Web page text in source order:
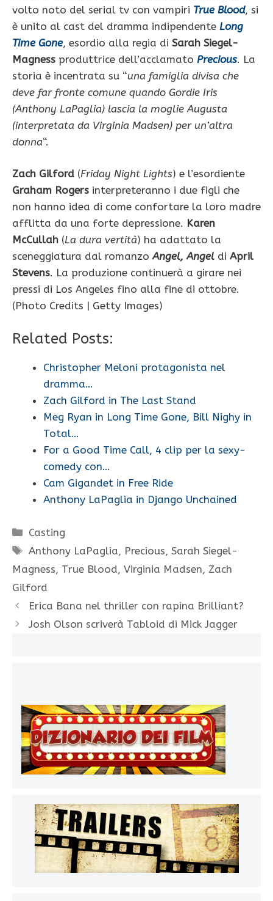
volto noto del serial tv con vampiri True Blood, si
è unito al cast del dramma indipendente Long
Time Gone, esordio alla regia di Sarah Siegel-
Magness produttrice dell’acclamato Precious. La
storia è incentrata su “una famiglia divisa che
deve far fronte comune quando Gordie Iris
(Anthony LaPaglia) lascia la moglie Augusta
(interpretata da Virginia Madsen) per un’altra
donna“.
Zach Gilford (Friday Night Lights) e l’esordiente
Graham Rogers interpreteranno i due figli che
non hanno idea di come confortare la loro madre
afflitta da una forte depressione. Karen
McCullah (La dura vertità) ha adattato la
sceneggiatura dal romanzoAngel, Angel di April
Stevens. La produzione continuerà a girare nei
pressi di Los Angeles fino alla fine di ottobre.
(Photo Credits | Getty Images)
Related Posts:
Christopher Meloni protagonista nel
dramma…
Zach Gilford in The Last Stand
Meg Ryan in Long Time Gone, Bill Nighy in
Total…
For a Good Time Call, 4 clip per la sexy-
comedy con…
Cam Gigandet in Free Ride
Anthony LaPaglia in Django Unchained
Categorie
Casting
Tag
Anthony LaPaglia, Precious,Sarah Siegel-
Magness, True Blood, Virginia Madsen, Zach
Gilford
Erica Bana nel thriller con rapina Brilliant?
Josh Olson scriverà Tabloid di Mick Jagger